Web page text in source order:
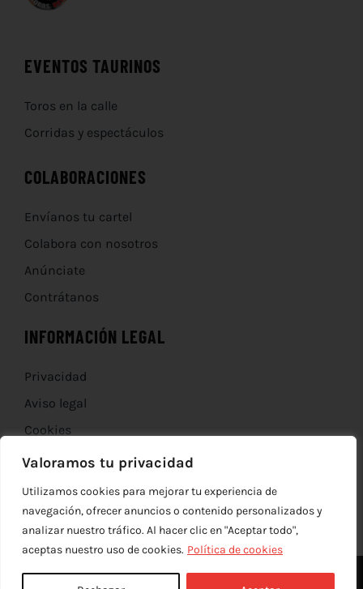
Valoramos tu privacidad
Utilizamos cookies para mejorar tu experiencia de
navegación, ofrecer anuncios o contenido personalizados y
analizar nuestro tráfico. Al hacer clic en "Aceptar todo",
aceptas nuestro uso de cookies. Política de cookies
EVENTOS TAURINOS
Toros en la calle
Corridas y espectáculos
COLABORACIONES
Envíanos tu cartel
Colabora con nosotros
Anúnciate
Contrátanos
INFORMACIÓN LEGAL
Privacidad
Aviso legal
Cookies
Devoluciones